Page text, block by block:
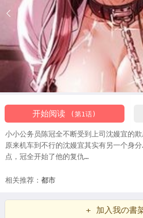
开始阅读 (第1话)
小小公务员陈冠全不断受到上司沈嫚宜的
原来机车到不行的沈嫚宜其实有另一个身
点，冠全开始了他的复仇…
相关推荐： 都市
+ 加入我の書